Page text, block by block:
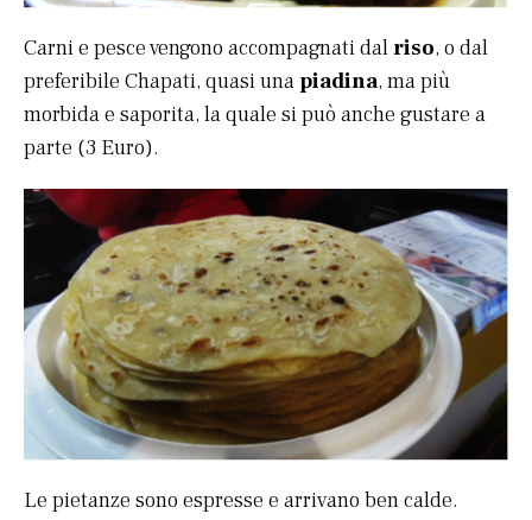
Carni e pesce vengono accompagnati dalriso, o dal
preferibile Chapati, quasi una piadina, ma più
morbida e saporita, la quale si può anche gustare a
parte (3 Euro).
Le pietanze sono espresse e arrivano ben calde.